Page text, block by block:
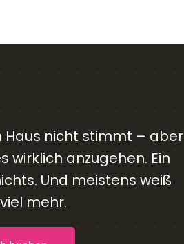
Haus nicht stimmt – aber
wirklich anzugehen. Ein
Und meistens weiß
mehr.